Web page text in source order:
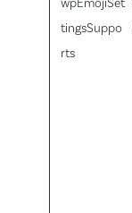
wpEmojiSet
tingsSuppo
rts